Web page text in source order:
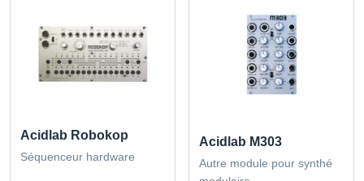
Acidlab Robokop
Séquenceur hardware
Acidlab M303
Autre module pour synthé